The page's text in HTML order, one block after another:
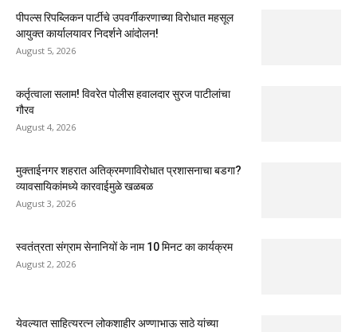
पीपल्स रिपब्लिकन पार्टीचे उपवर्गीकरणाच्या विरोधात महसूल
आयुक्त कार्यालयावर निदर्शने आंदोलन!
August 5, 2026
कर्तृत्वाला सलाम! विवरेत पोलीस हवालदार सुरज पाटीलांचा
गौरव
August 4, 2026
मुक्ताईनगर शहरात अतिक्रमणाविरोधात प्रशासनाचा बडगा?
व्यावसायिकांमध्ये कारवाईमुळे खळबळ
August 3, 2026
स्वतंत्रता संग्राम सेनानियों के नाम 10 मिनट का कार्यक्रम
August 2, 2026
येवल्यात साहित्यरत्न लोकशाहीर अण्णाभाऊ साठे यांच्या